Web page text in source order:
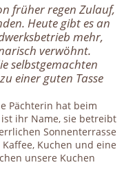
früher regen Zulauf,
Heute gibt es an
mehr,
verwöhnt.
selbstgemachten
einer guten Tasse
Pächterin hat beim
ihr Name, sie betreibt
Sonnenterrasse
Kuchen und eine
unsere Kuchen